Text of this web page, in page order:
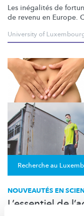
Les inégalités de
de revenu en Europe.
University of
Recherche au
NOUVEAUTÉS EN
L’essentiel de